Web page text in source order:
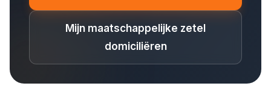
Mijn maatschappelijke zetel
domiciliëren